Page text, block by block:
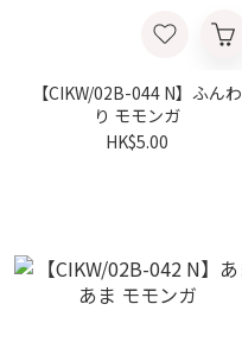
【CIKW/02B-044 N】ふんわ
り モモンガ
HK$5.00